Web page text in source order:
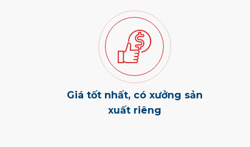
Giá tốt nhất, có xưởng sản
xuất riêng